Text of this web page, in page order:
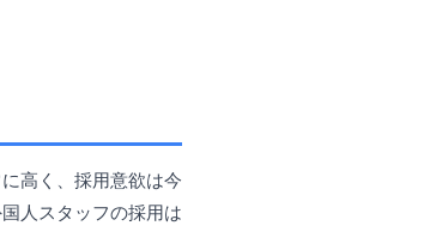
高く、採用意欲は今
人スタッフの採用は